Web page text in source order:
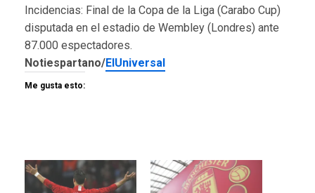
Incidencias: Final de la Copa de la Liga (Carabo Cup)
disputada en el estadio de Wembley (Londres) ante
87.000 espectadores.
Notiespartano/ElUniversal
Me gusta esto: